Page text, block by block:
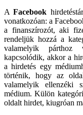
AFacebook
vonatkozóan: a
a finanszírozót, aki
rendeljük hozzá a
valamelyik párthoz
kapcsolódik, akkor a
a hirdetés egy
történik, hogy az
valamelyik ellenzéki
médium. Külön
oldalt hirdet, kiugróan